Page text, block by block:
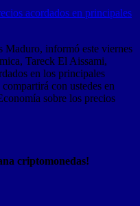
Maduro, informó este viernes
Tareck El Aissami,
en los principales
con ustedes en
sobre los precios
criptomonedas!